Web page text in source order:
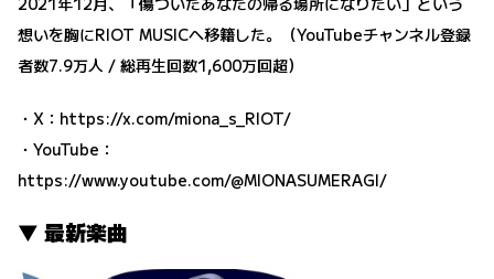
想いを胸にRIOT MUSICへ移籍した。（YouTubeチャンネル登録
者数7.9万人 / 総再生回数1,600万回超）
・X： https://x.com/miona_s_RIOT/
・YouTube：
https://www.youtube.com/@MIONASUMERAGI/
▼ 最新楽曲